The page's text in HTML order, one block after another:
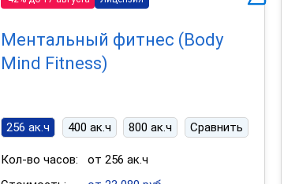
Ментальный фитнес (Body
Mind Fitness)
256 ак.ч 400 ак.ч 800 ак.ч Сравнить
Кол-во часов:
от 256 ак.ч